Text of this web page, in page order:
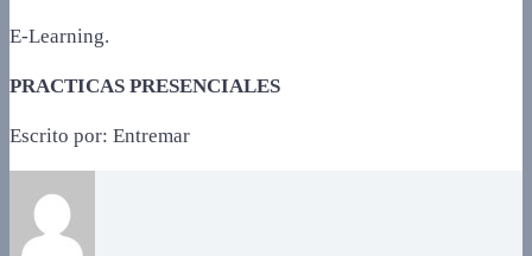
E-Learning.
PRACTICAS PRESENCIALES
Escrito por: Entremar